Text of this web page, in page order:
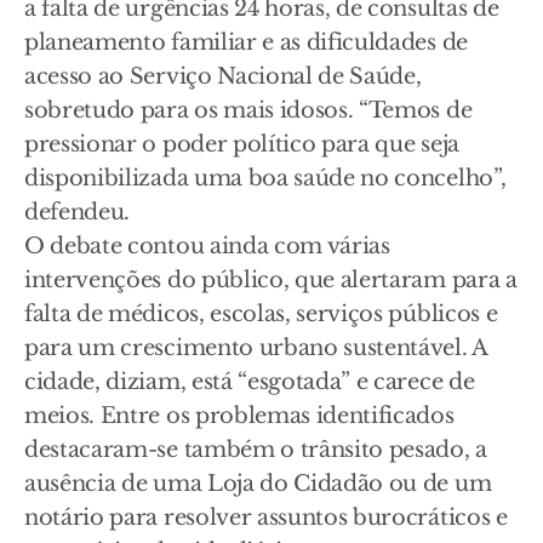
a falta de urgências 24 horas, de consultas de
planeamento familiar e as dificuldades de
acesso ao Serviço Nacional de Saúde,
sobretudo para os mais idosos. “Temos de
pressionar o poder político para que seja
disponibilizada uma boa saúde no concelho”,
defendeu.
O debate contou ainda com várias
intervenções do público, que alertaram para a
falta de médicos, escolas, serviços públicos e
para um crescimento urbano sustentável. A
cidade, diziam, está “esgotada” e carece de
meios. Entre os problemas identificados
destacaram-se também o trânsito pesado, a
ausência de uma Loja do Cidadão ou de um
notário para resolver assuntos burocráticos e